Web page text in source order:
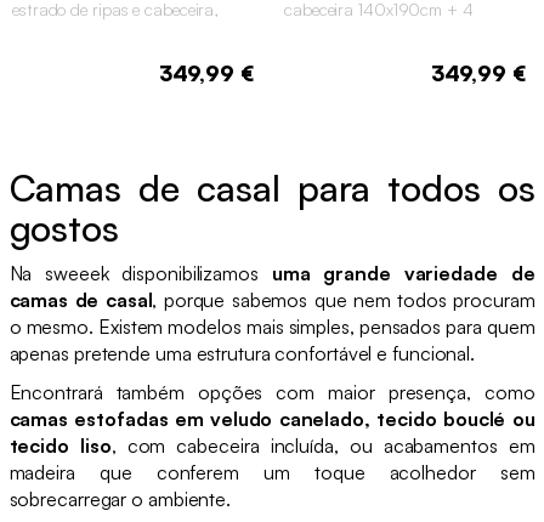
estrado de ripas e cabeceira,
349,99 €
cabeceira 140x190cm + 4
349,99 €
Camas de casal para todos os
gostos
Na sweeek disponibilizamos uma grande variedade de
camas de casal, porque sabemos que nem todos procuram
o mesmo. Existem modelos mais simples, pensados para quem
apenas pretende uma estrutura confortável e funcional.
Encontrará também opções com maior presença, como
camas estofadas em veludo canelado, tecido bouclé ou
tecido liso, com cabeceira incluída, ou acabamentos em
madeira que conferem um toque acolhedor sem
sobrecarregar o ambiente.